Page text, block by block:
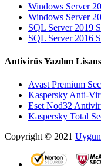
Windows Server
Windows Server
SQL Server 2019
SQL Server 2016
Antivirüs Yazılım
Avast Premium
Kaspersky Anti-
Eset Nod32
Kaspersky Total
Copyright © 2021